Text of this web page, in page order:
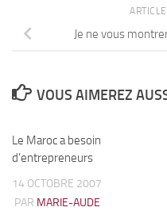
Je ne vous
VOUS AIMEREZ
Le Maroc a besoin
d’entrepreneurs
14 OCTOBRE 2007
PAR MARIE-AUDE